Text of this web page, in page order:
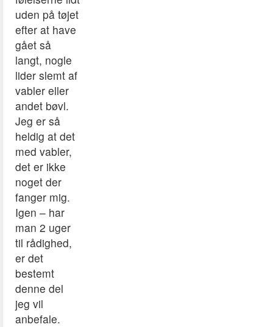
uden på tøjet
efter at have
gået så
langt, nogle
lider slemt af
vabler eller
andet bøvl.
Jeg er så
heldig at det
med vabler,
det er ikke
noget der
fanger mig.
Igen – har
man 2 uger
til rådighed,
er det
bestemt
denne del
jeg vil
anbefale.